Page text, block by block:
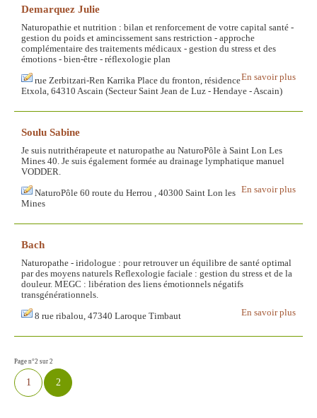
Demarquez Julie
Naturopathie et nutrition : bilan et renforcement de votre capital santé -
gestion du poids et amincissement sans restriction - approche
complémentaire des traitements médicaux - gestion du stress et des
émotions - bien-être - réflexologie plan
En savoir plus
rue Zerbitzari-Ren Karrika Place du fronton, résidence
Etxola, 64310 Ascain (Secteur Saint Jean de Luz - Hendaye - Ascain)
Soulu Sabine
Je suis nutrithérapeute et naturopathe au NaturoPôle à Saint Lon Les
Mines 40. Je suis également formée au drainage lymphatique manuel
VODDER.
En savoir plus
NaturoPôle 60 route du Herrou , 40300 Saint Lon les
Mines
Bach
Naturopathe - iridologue : pour retrouver un équilibre de santé optimal
par des moyens naturels Reflexologie faciale : gestion du stress et de la
douleur. MEGC : libération des liens émotionnels négatifs
transgénérationnels.
En savoir plus
8 rue ribalou, 47340 Laroque Timbaut
Page n°2 sur 2
1 2